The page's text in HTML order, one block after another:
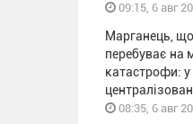
09:15, 6 авг
Марганець,
перебуває на
катастрофи: у
08:35, 6 авг